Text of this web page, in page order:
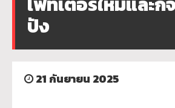
ปัง
21 กันยายน 2025